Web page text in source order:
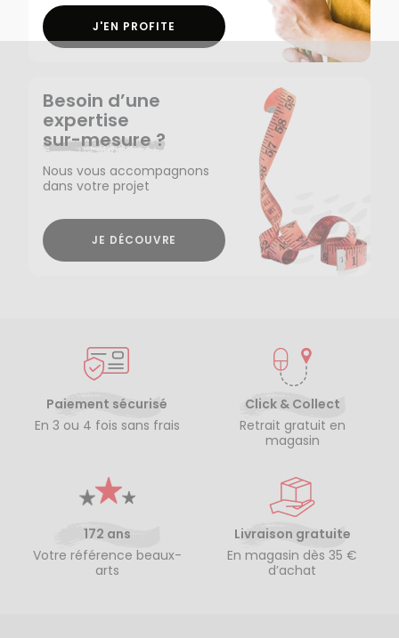
J'EN PROFITE
Besoin d’une
expertise
sur-mesure ?
Nous vous accompagnons
dans votre projet
JE DÉCOUVRE
Paiement sécurisé
En 3 ou 4 fois sans frais
Click & Collect
Retrait gratuit en
magasin
172 ans
Votre référence beaux-
arts
Livraison gratuite
En magasin dès 35 €
d’achat